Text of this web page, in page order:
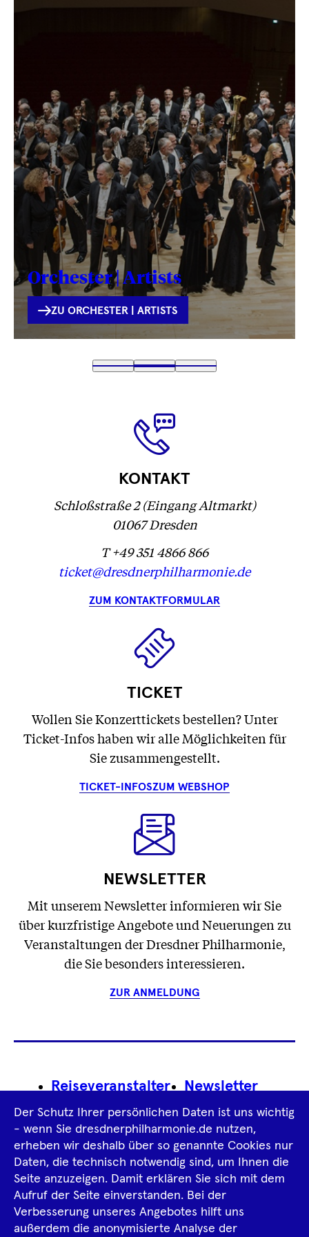
Orchester | Artists
INTERNE
VERLINKUNG
ZU ORCHESTER | ARTISTS
Text
1
Text
2
(
...
Text
3
KONTAKT
Schloßstraße 2 (Eingang Altmarkt)
01067 Dresden
T +49 351 4866 866
ticket@dresdnerphilharmonie.de
ZUM KONTAKTFORMULAR
TICKET
Wollen Sie Konzerttickets bestellen? Unter
Ticket-Infos haben wir alle Möglichkeiten für
Sie zusammengestellt.
TICKET-INFOSZUM WEBSHOP
NEWSLETTER
Mit unserem Newsletter informieren wir Sie
über kurzfristige Angebote und Neuerungen zu
Veranstaltungen der Dresdner Philharmonie,
die Sie besonders interessieren.
ZUR ANMELDUNG
Footer
Reiseveranstalter Newsletter
Impressum
Datenschutz­information AGB
Intern
Der Schutz Ihrer persönlichen Daten ist uns wichtig
- wenn Sie dresdnerphilharmonie.de nutzen,
erheben wir deshalb über so genannte Cookies nur
Daten, die technisch notwendig sind, um Ihnen die
Seite anzuzeigen. Damit erklären Sie sich mit dem
Aufruf der Seite einverstanden. Bei der
Verbesserung unseres Angebotes hilft uns
außerdem die anonymisierte Analyse der